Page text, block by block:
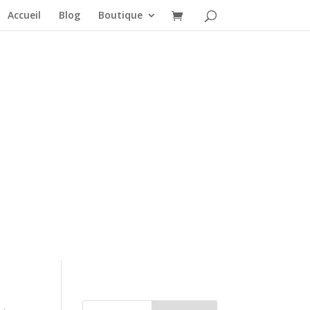
Accueil Blog Boutique